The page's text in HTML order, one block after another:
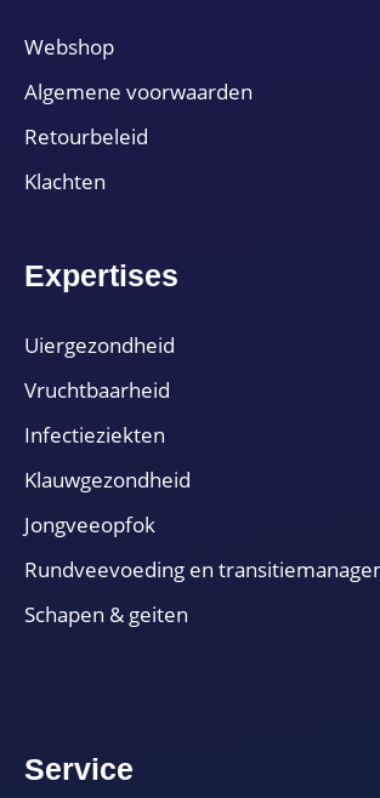
Webshop
Algemene voorwaarden
Retourbeleid
Klachten
Expertises
Uiergezondheid
Vruchtbaarheid
Infectieziekten
Klauwgezondheid
Jongveeopfok
Rundveevoeding en
Schapen & geiten
Service